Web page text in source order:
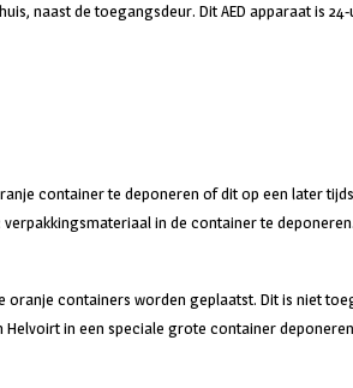
naast de toegangsdeur. Dit AED apparaat
container te deponeren of dit op een later
in de container te deponeren.
containers worden geplaatst. Dit is niet
in een speciale grote container